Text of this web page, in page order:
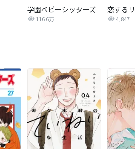
学園ベビーシッターズ
116.6万 4,847